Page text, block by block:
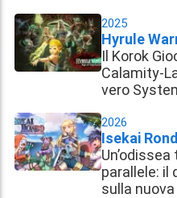
2025
Hyrule
Il Korok
Calamity-
vero
2026
Isekai
parallele: il
sulla